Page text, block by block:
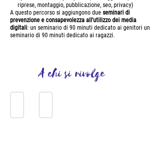
riprese, montaggio, pubblicazione, seo, privacy)
A questo percorso si aggiungono due seminari di
prevenzione e consapevolezza all'utilizzo dei media
digitali: un seminario di 90 minuti dedicato ai genitori un
seminario di 90 minuti dedicato ai ragazzi.
A chi si rivolge